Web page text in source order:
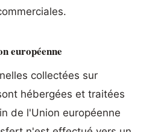
européenne
collectées sur
hébergées et traitées
de l'Union européenne